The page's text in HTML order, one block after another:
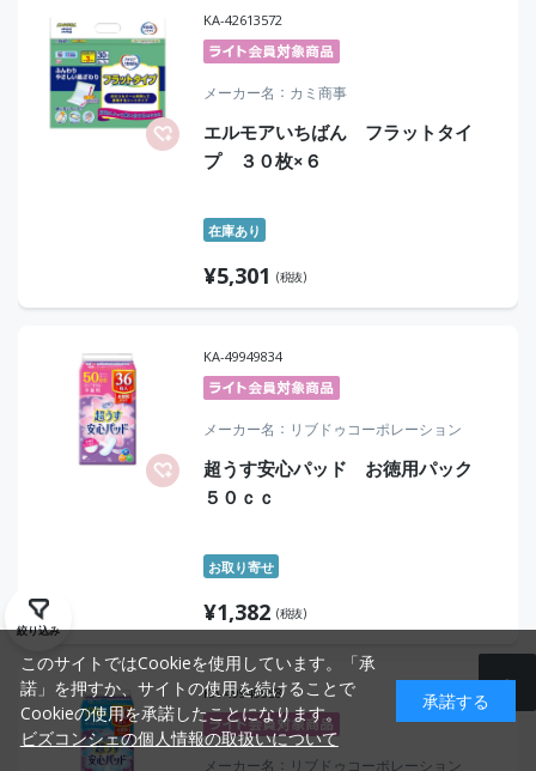
KA-42613572
メーカー名 カミ商事
エルモアいちばん フラットタイ
プ ３０枚×６
在庫あり
¥5,301 (税抜)
KA-49949834
メーカー名 リブドゥコーポレーション
超うす安心パッド お徳用パック
５０ｃｃ
お取り寄せ
¥1,382 (税抜)
KA-49949858
メーカー名 リブドゥコーポレーション
絞り込み
このサイトではCookieを使用しています。「承
諾」を押すか、サイトの使用を続けることで
Cookieの使用を承諾したことになります。
ビズコンシェの個人情報の取扱いについて
承諾する